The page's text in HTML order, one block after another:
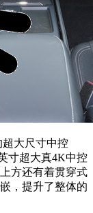
大尺寸中控
寸超大真4K中控
方还有着贯穿式
，提升了整体的